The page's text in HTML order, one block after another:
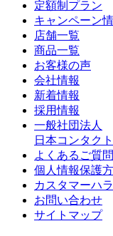
定額制プラン
キャンペーン
店舗一覧
商品一覧
お客様の声
会社情報
新着情報
採用情報
一般社団法人
日本コンタク
よくあるご質問
個人情報保護
カスタマーハ
お問い合わせ
サイトマップ